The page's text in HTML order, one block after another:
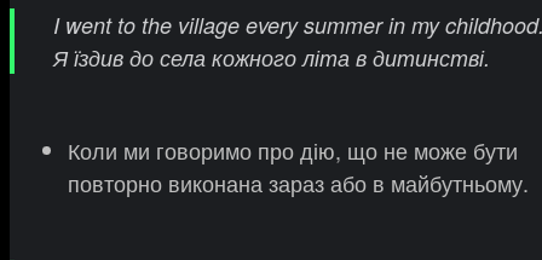
I went to the village every summer in my
Я їздив до села кожного літа в дитинстві.
Коли ми говоримо про дію, що не може бути
повторно виконана зараз або в майбутньому.